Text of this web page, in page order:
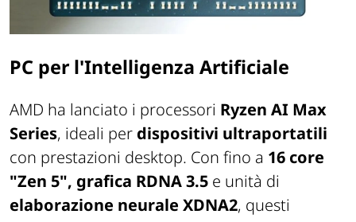
PC per l'Intelligenza Artificiale
AMD ha lanciato i processori Ryzen AI Max
Series, ideali per dispositivi ultraportatili
con prestazioni desktop. Con fino a 16 core
"Zen 5", grafica RDNA 3.5 e unità di
elaborazione neurale XDNA2, questi